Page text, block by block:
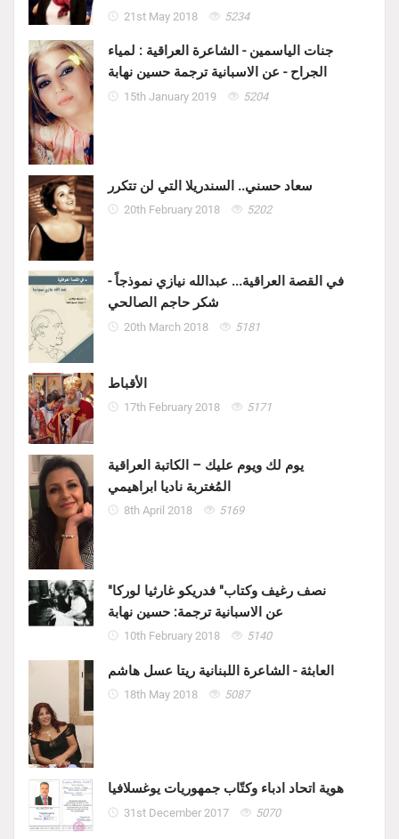
21st May 2018 5234
جنات الياسمين - الشاعرة العراقية : لمياء
الجراح - عن الاسبانية ترجمة حسين نهابة
15th January 2019 5204
سعاد حسني.. السندريلا التي لن تتكرر
20th February 2018 5202
في القصة العراقية... عبدالله نيازي نموذجاً -
شكر حاجم الصالحي
20th March 2018 5181
الأقباط
17th February 2018 5171
يوم لك ويوم عليك – الكاتبة العراقية
المُغتربة ناديا ابراهيمي
8th April 2018 5169
"نصف رغيف وكتاب" فدريكو غارثيا لوركا
عن الاسبانية ترجمة: حسين نهابة
10th February 2018 5140
العابثة - الشاعرة اللبنانية ريتا عسل هاشم
18th May 2018 5087
هوية اتحاد ادباء وكتّاب جمهوريات يوغسلافيا
31st December 2017 5070